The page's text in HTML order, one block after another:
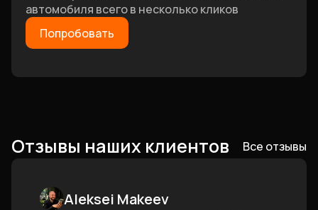
автомобиля всего в несколько кликов
Попробовать
Отзывы наших клиентов Все отзывы
Aleksei Makeev